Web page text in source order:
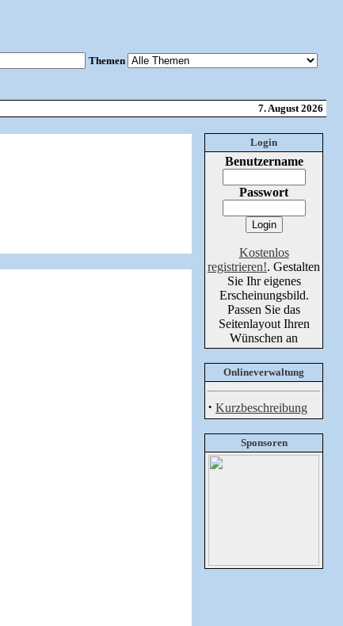
Themen
7. August 2026
Login
Benutzername
Passwort
Kostenlos
registrieren!. Gestalten
Sie Ihr eigenes
Erscheinungsbild.
Passen Sie das
Seitenlayout Ihren
Wünschen an
Onlineverwaltung
· Kurzbeschreibung
Sponsoren